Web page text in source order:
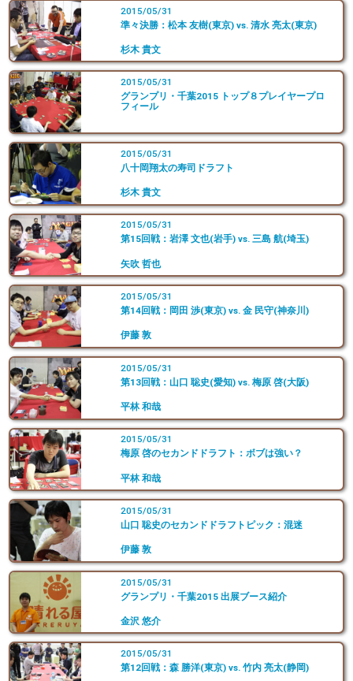
2015/05/31
準々決勝：松本 友樹(東京) vs. 清水 亮太(東京)
杉木 貴文
2015/05/31
グランプリ・千葉2015 トップ８プレイヤープロ
フィール
2015/05/31
八十岡翔太の寿司ドラフト
杉木 貴文
2015/05/31
第15回戦：岩澤 文也(岩手) vs. 三島 航(埼玉)
矢吹 哲也
2015/05/31
第14回戦：岡田 渉(東京) vs. 金 民守(神奈川)
伊藤 敦
2015/05/31
第13回戦：山口 聡史(愛知) vs. 梅原 啓(大阪)
平林 和哉
2015/05/31
梅原 啓のセカンドドラフト：ボブは強い？
平林 和哉
2015/05/31
山口 聡史のセカンドドラフトピック：混迷
伊藤 敦
2015/05/31
グランプリ・千葉2015 出展ブース紹介
金沢 悠介
2015/05/31
第12回戦：森 勝洋(東京) vs. 竹内 亮太(静岡)